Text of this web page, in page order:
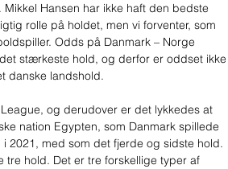
Hansen har ikke haft den bedste
rolle på holdet, men vi forventer, som
Odds på Danmark – Norge
stærkeste hold, og derfor er oddset ikke
danske landshold.
og derudover er det lykkedes at
nation Egypten, som Danmark spillede
2021, med som det fjerde og sidste hold.
tre hold. Det er tre forskellige typer af